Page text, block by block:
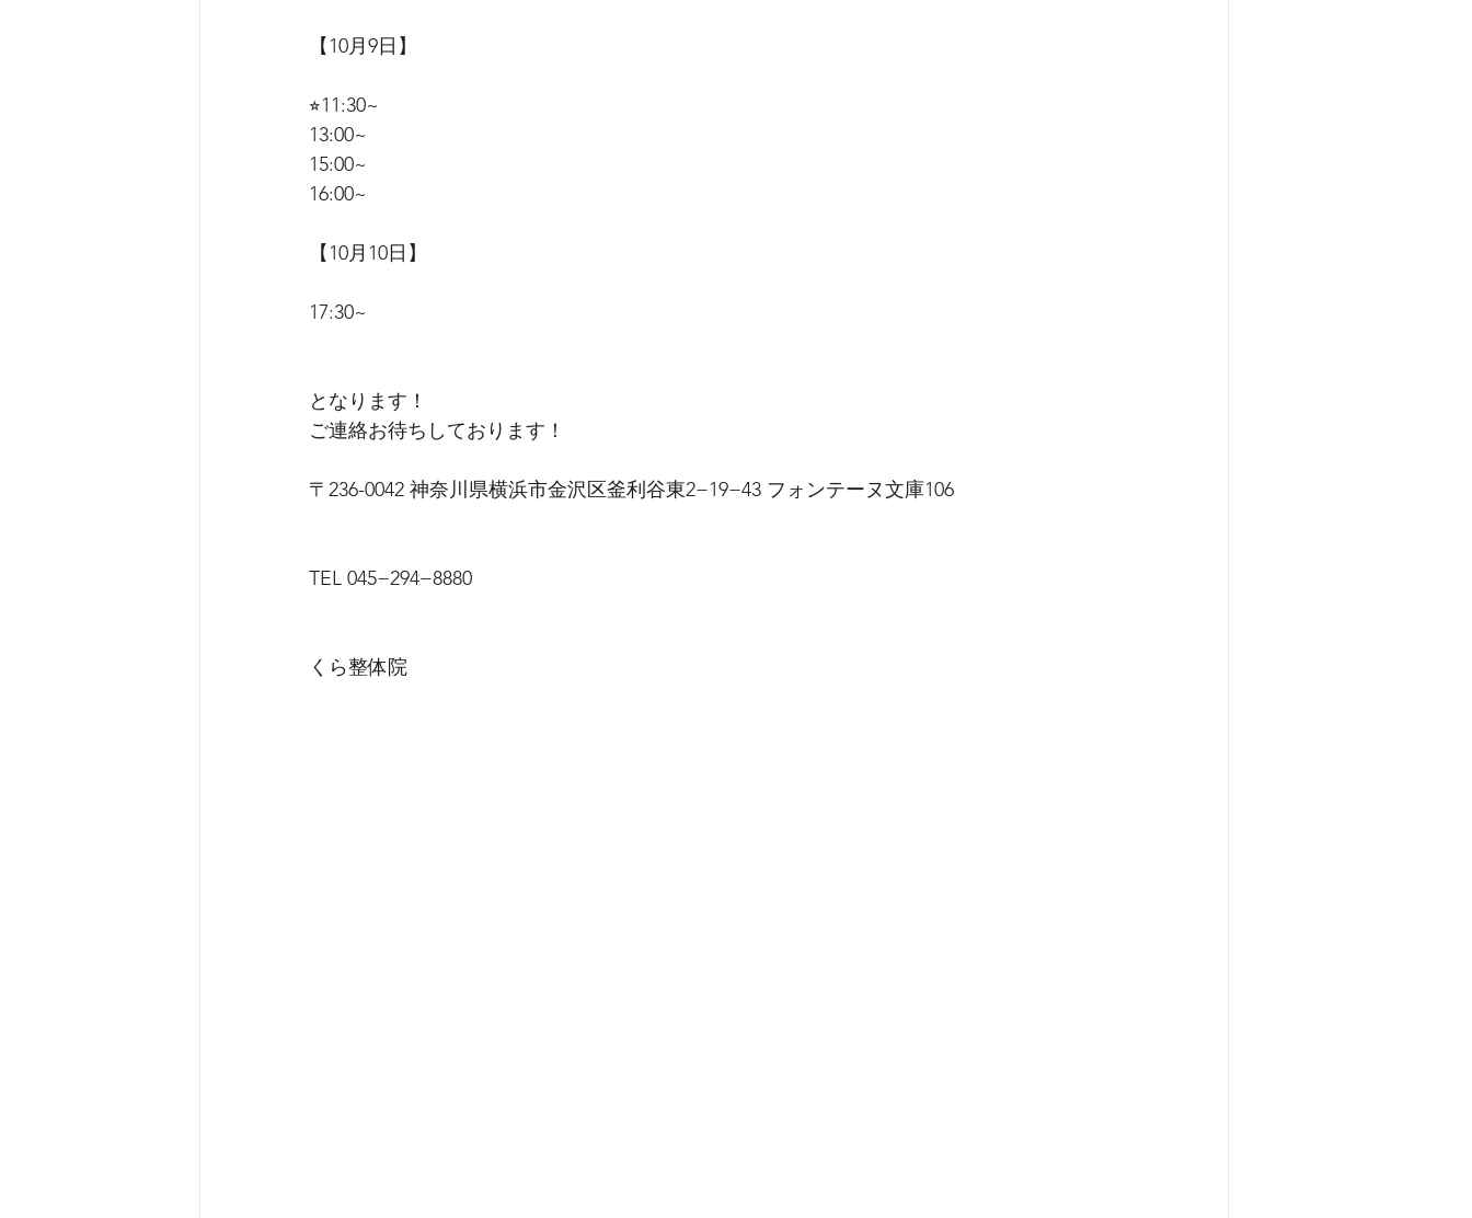
【10月9日】
⭐︎11:30~
13:00~
15:00~
16:00~
【10月10日】
17:30~
となります！
ご連絡お待ちしております！
〒236-0042 神奈川県横浜市金沢区釜利谷東2−19−43 フォンテーヌ文庫106
TEL 045−294−8880
くら整体院